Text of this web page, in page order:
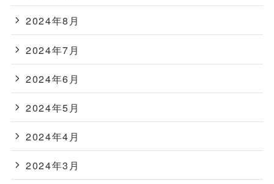
2024年8月
2024年7月
2024年6月
2024年5月
2024年4月
2024年3月